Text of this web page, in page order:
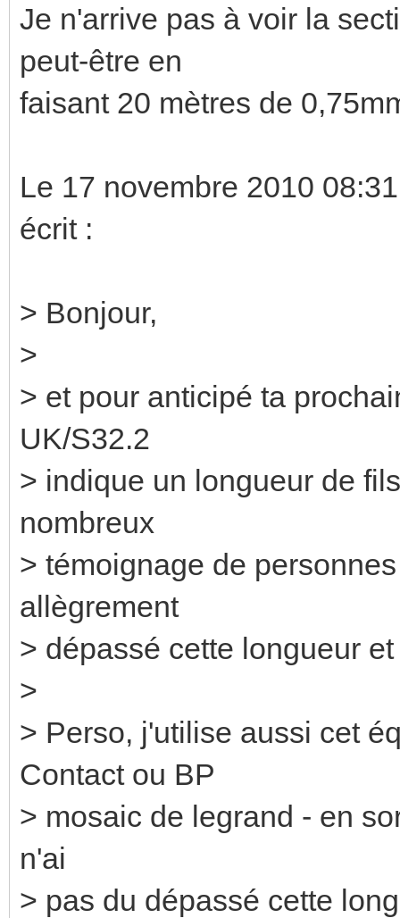
Je n'arrive pas à voir la
peut-être en
faisant 20 mètres de
Le 17 novembre 2010
écrit :
> Bonjour,
>
> et pour anticipé ta
UK/S32.2
> indique un longueur de
nombreux
> témoignage de
allègrement
> dépassé cette longueur
>
> Perso, j'utilise aussi cet
Contact ou BP
> mosaic de legrand - en
n'ai
> pas du dépassé cette